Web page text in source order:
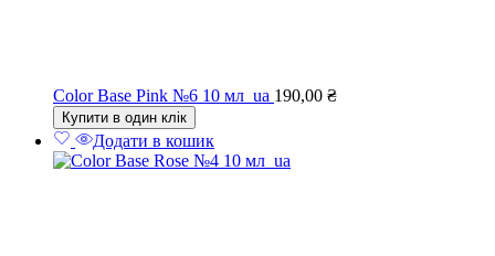
Color Base Pink №6 10 мл_ua 190,00 ₴
Купити в один клік
Додати в кошик